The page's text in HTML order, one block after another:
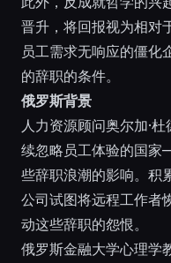
晋升，将回报视为相对
员工需求无响应的僵化
的辞职的条件。
俄罗斯背景
人力资源顾问奥尔加·
续忽略员工体验的国
些辞职浪潮的影响。积
公司试图将远程工作者
动这些辞职的怨恨。
俄罗斯金融大学心理学